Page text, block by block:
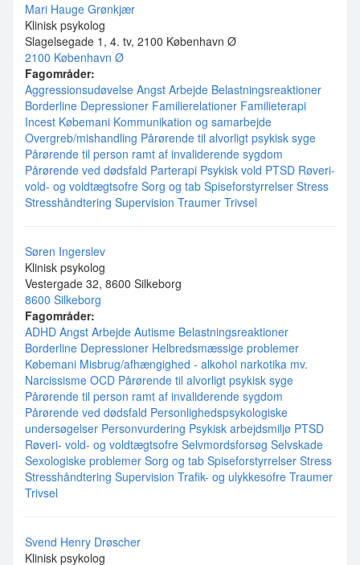
Mari Hauge Grønkjær
Klinisk psykolog
Slagelsegade 1, 4. tv, 2100 København Ø
2100 København Ø
Fagområder:
Aggressionsudøvelse Angst Arbejde Belastningsreaktioner
Borderline Depressioner Familierelationer Familieterapi
Incest Købemani Kommunikation og samarbejde
Overgreb/mishandling Pårørende til alvorligt psykisk syge
Pårørende til person ramt af invaliderende sygdom
Pårørende ved dødsfald Parterapi Psykisk vold PTSD Røveri-
vold- og voldtægtsofre Sorg og tab Spiseforstyrrelser Stress
Stresshåndtering Supervision Traumer Trivsel
Søren Ingerslev
Klinisk psykolog
Vestergade 32, 8600 Silkeborg
8600 Silkeborg
Fagområder:
ADHD Angst Arbejde Autisme Belastningsreaktioner
Borderline Depressioner Helbredsmæssige problemer
Købemani Misbrug/afhængighed - alkohol narkotika mv.
Narcissisme OCD Pårørende til alvorligt psykisk syge
Pårørende til person ramt af invaliderende sygdom
Pårørende ved dødsfald Personlighedspsykologiske
undersøgelser Personvurdering Psykisk arbejdsmiljø PTSD
Røveri- vold- og voldtægtsofre Selvmordsforsøg Selvskade
Sexologiske problemer Sorg og tab Spiseforstyrrelser Stress
Stresshåndtering Supervision Trafik- og ulykkesofre Traumer
Trivsel
Svend Henry Drøscher
Klinisk psykolog